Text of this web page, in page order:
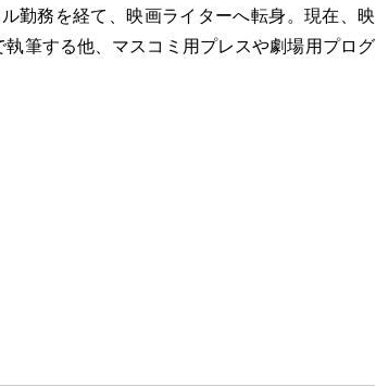
勤務を経て、映画ライターへ転身。現在、映
執筆する他、マスコミ用プレスや劇場用プログ